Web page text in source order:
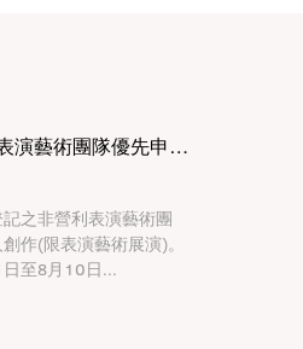
【園區公告】2027年上半年表演藝術團隊優先申請藝文場館公告
之非營利表演藝術團
作(限表演藝術展演)。
至8月10日...